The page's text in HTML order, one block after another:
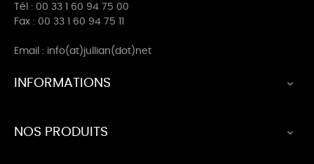
Tél : 00 33 1 60 94 75 00
Fax : 00 33 1 60 94 75 11
Email : info(at)jullian(dot)net
INFORMATIONS 
NOS PRODUITS 